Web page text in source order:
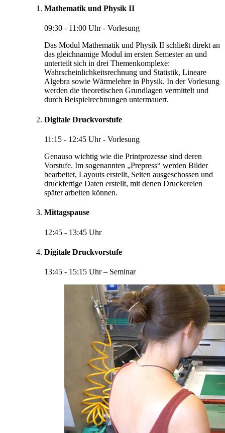
Mathematik und Physik II
09:30 - 11:00 Uhr - Vorlesung
Das Modul Mathematik und Physik II schließt direkt an
das gleichnamige Modul im ersten Semester an und
unterteilt sich in drei Themenkomplexe:
Wahrscheinlichkeitsrechnung und Statistik, Lineare
Algebra sowie Wärmelehre in Physik. In der Vorlesung
werden die theoretischen Grundlagen vermittelt und
durch Beispielrechnungen untermauert.
Digitale Druckvorstufe
11:15 - 12:45 Uhr - Vorlesung
Genauso wichtig wie die Printprozesse sind deren
Vorstufe. Im sogenannten „Prepress“ werden Bilder
bearbeitet, Layouts erstellt, Seiten ausgeschossen und
druckfertige Daten erstellt, mit denen Druckereien
später arbeiten können.
Mittagspause
12:45 - 13:45 Uhr
Digitale Druckvorstufe
13:45 - 15:15 Uhr – Seminar